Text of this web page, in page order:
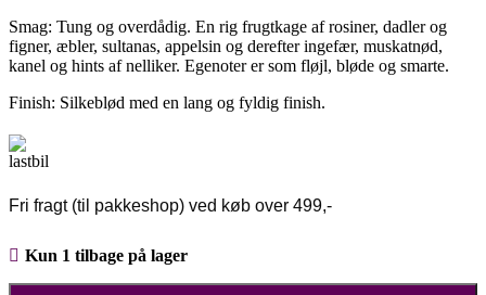
Smag: Tung og overdådig. En rig frugtkage af rosiner, dadler og
figner, æbler, sultanas, appelsin og derefter ingefær, muskatnød,
kanel og hints af nelliker. Egenoter er som fløjl, bløde og smarte.
Finish: Silkeblød med en lang og fyldig finish.
Fri fragt (til pakkeshop) ved køb over 499,-
Kun 1 tilbage på lager